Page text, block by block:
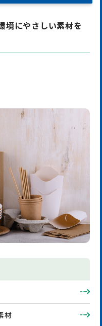
境にやさしい素材を
材